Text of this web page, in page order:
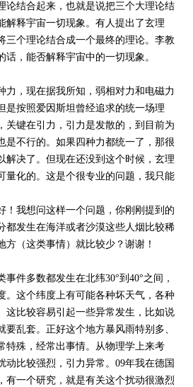
论结合起来，也就是说把三个大理论结
解释宇宙一切现象。有人提出了玄理
三个理论结合成一个最终的理论。李教
，能否解释宇宙中的一切现象。
，现在据我所知，弱相对力和电磁力
是按照爱因斯坦曾经追求的统一场理
关键在引力，引力是发散的，到目前为
是不行的。如果四种力都统一了，那很
解决了。但现在还没到这个时候，玄理
量化的。这是个很专业的问题，我只能
我想问这样一个问题，你刚刚提到的
都发生在海洋或者沙漠这些人烟比较稀
方（这类事情）就比较少？谢谢！
多数都发生在北纬30°到40°之间，
。这个纬度上有可能各种坏天气，各种
这比较容易引起一些异常发生，比如说
要乱套。正好这个地方暴风雨特别多、
特殊，经常出事情。从物理学上来考
动比较强烈，引力异常。09年我在德国
有一个研究，就是有关这个扰动很激烈